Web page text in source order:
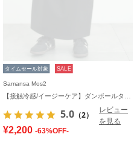
タイムセール対象 SALE
Samansa Mos2
5.0 （2）
レビュー
を見る
¥2,200 -63%OFF-